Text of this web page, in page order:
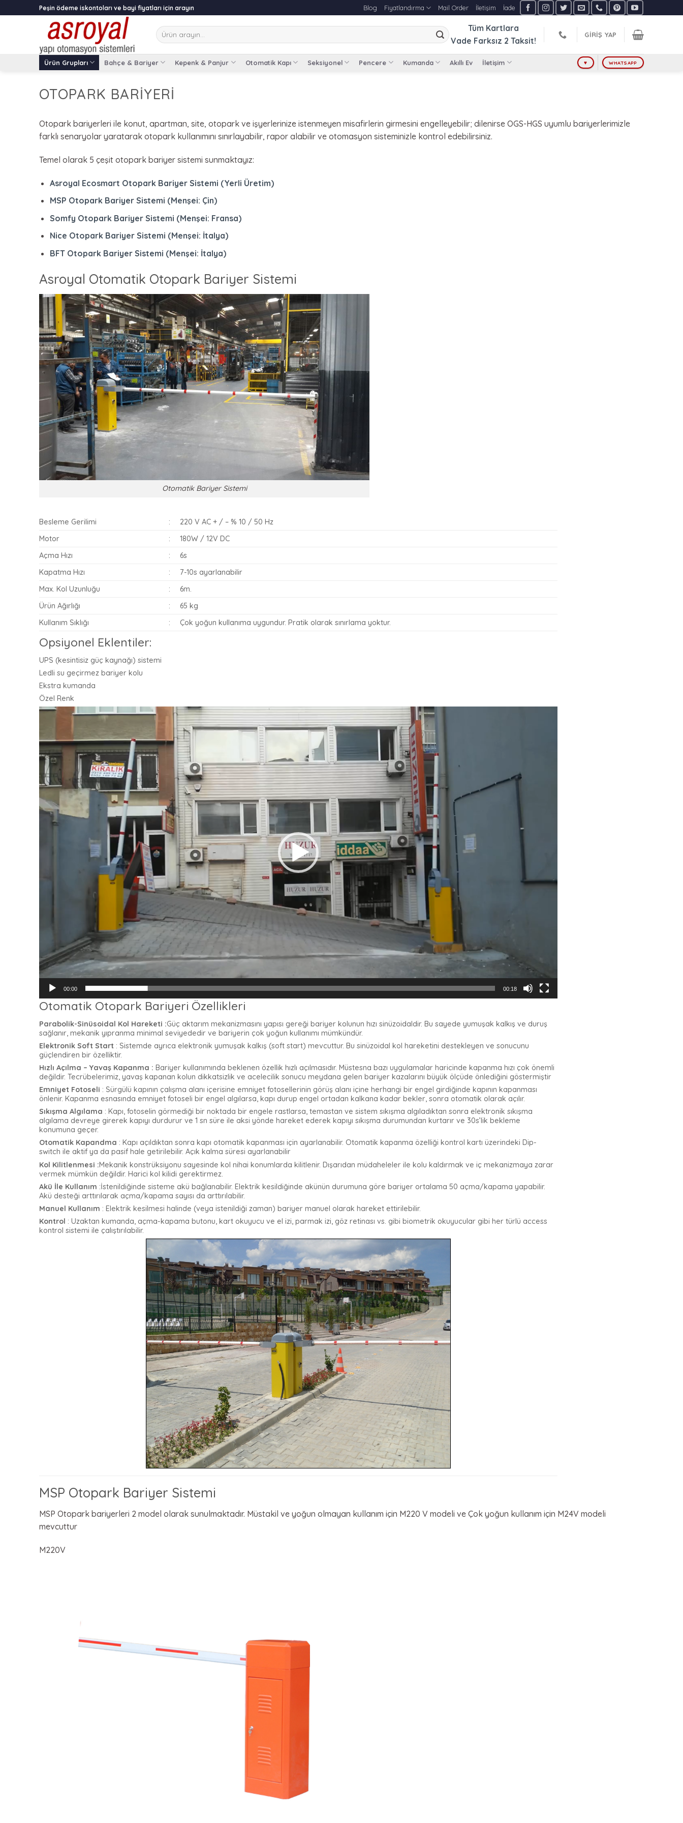
to
Peşin ödeme iskontoları ve bayi fiyatları için arayın Blog Fiyatlandırma Mail Order İletişim İade
Ara:
Tüm Kartlara
Vade Farksız 2 Taksit!
GIRIŞ YAP
Ürün Grupları Bahçe & Bariyer Kepenk & Panjur Otomatik Kapı Seksiyonel Pencere Kumanda Akıllı Ev İletişim ♥ WHATSAPP
OTOPARK BARIYERI
Otopark bariyerleri ile konut, apartman, site, otopark ve işyerlerinize istenmeyen misafirlerin girmesini engelleyebilir; dilenirse OGS-HGS uyumlu bariyerlerimizle
farklı senaryolar yaratarak otopark kullanımını sınırlayabilir, rapor alabilir ve otomasyon sisteminizle kontrol edebilirsiniz.
Temel olarak 5 çeşit otopark bariyer sistemi sunmaktayız:
Asroyal Ecosmart Otopark Bariyer Sistemi (Yerli Üretim)
MSP Otopark Bariyer Sistemi (Menşei: Çin)
Somfy Otopark Bariyer Sistemi (Menşei: Fransa)
Nice Otopark Bariyer Sistemi (Menşei: İtalya)
BFT Otopark Bariyer Sistemi (Menşei: İtalya)
Asroyal Otomatik Otopark Bariyer Sistemi
Otomatik Bariyer Sistemi
Besleme Gerilimi :
220 V AC + / – % 10 / 50 Hz
Motor
:
180W / 12V DC
Açma Hızı
:
6s
Kapatma Hızı
:
7-10s ayarlanabilir
Max. Kol Uzunluğu
:
6m.
Ürün Ağırlığı
:
65 kg
Kullanım Sıklığı
: Çok yoğun kullanıma uygundur. Pratik olarak sınırlama yoktur.
Opsiyonel Eklentiler:
UPS (kesintisiz güç kaynağı) sistemi
Ledli su geçirmez bariyer kolu
Ekstra kumanda
Özel Renk
Video
00:00 00:18
Otomatik Otopark Bariyeri Özellikleri
Parabolik-Sinüsoidal Kol Hareketi :Güç aktarım mekanizmasını yapısı gereği bariyer kolunun hızı sinüzoidaldir. Bu sayede yumuşak kalkış ve duruş
sağlanır, mekanik yıpranma minimal seviyededir ve bariyerin çok yoğun kullanımı mümkündür.
Elektronik Soft Start : Sistemde ayrıca elektronik yumuşak kalkış (soft start) mevcuttur. Bu sinüzoidal kol hareketini destekleyen ve sonucunu
güçlendiren bir özelliktir.
Hızlı Açılma – Yavaş Kapanma : Bariyer kullanımında beklenen özellik hızlı açılmasıdır. Müstesna bazı uygulamalar haricinde kapanma hızı çok önemli
değildir. Tecrübelerimiz, yavaş kapanan kolun dikkatsizlik ve acelecilik sonucu meydana gelen bariyer kazalarını büyük ölçüde önlediğini göstermiştir
Emniyet Fotoseli : Sürgülü kapının çalışma alanı içerisine emniyet fotosellerinin görüş alanı içine herhangi bir engel girdiğinde kapının kapanması
önlenir. Kapanma esnasında emniyet fotoseli bir engel algılarsa, kapı durup engel ortadan kalkana kadar bekler, sonra otomatik olarak açılır.
Sıkışma Algılama : Kapı, fotoselin görmediği bir noktada bir engele rastlarsa, temastan ve sistem sıkışma algıladıktan sonra elektronik sıkışma
algılama devreye girerek kapıyı durdurur ve 1 sn süre ile aksi yönde hareket ederek kapıyı sıkışma durumundan kurtarır ve 30s’lik bekleme
konumuna geçer.
Otomatik Kapandma : Kapı açıldıktan sonra kapı otomatik kapanması için ayarlanabilir. Otomatik kapanma özelliği kontrol kartı üzerindeki Dip-
switch ile aktif ya da pasif hale getirilebilir. Açık kalma süresi ayarlanabilir
Kol Kilitlenmesi :Mekanik konstrüksiyonu sayesinde kol nihai konumlarda kilitlenir. Dışarıdan müdaheleler ile kolu kaldırmak ve iç mekanizmaya zarar
vermek mümkün değildir. Harici kol kilidi gerektirmez.
Akü İle Kullanım :İstenildiğinde sisteme akü bağlanabilir. Elektrik kesildiğinde akünün durumuna göre bariyer ortalama 50 açma/kapama yapabilir.
Akü desteği arttırılarak açma/kapama sayısı da arttırılabilir.
Manuel Kullanım : Elektrik kesilmesi halinde (veya istenildiği zaman) bariyer manuel olarak hareket ettirilebilir.
Kontrol : Uzaktan kumanda, açma-kapama butonu, kart okuyucu ve el izi, parmak izi, göz retinası vs. gibi biometrik okuyucular gibi her türlü access
kontrol sistemi ile çalıştırılabilir.
MSP Otopark Bariyer Sistemi
MSP Otopark bariyerleri 2 model olarak sunulmaktadır. Müstakil ve yoğun olmayan kullanım için M220 V modeli ve Çok yoğun kullanım için M24V modeli
mevcuttur
M220V